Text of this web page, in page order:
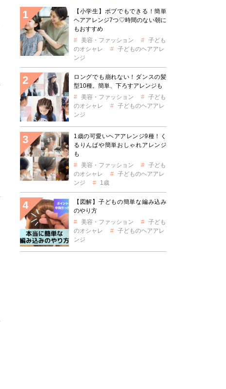
【小学生】ボブでもできる！簡単
ヘアアレンジ7つ♡時間のない朝に
もおすすめ
美容・ファッション
子ども
のオシャレ
子どものヘアアレ
ンジ
ロングでも崩れない！ダンスの髪
型10種。簡単、下ろすアレンジも
美容・ファッション
子ども
のオシャレ
子どものヘアアレ
ンジ
1歳の可愛いヘアアレンジ9種！く
るりんぱや簡単おしゃれアレンジ
も
美容・ファッション
子ども
のオシャレ
子どものヘアアレ
ンジ
1歳
【図解】子どもの簡単な編み込み
のやり方
美容・ファッション
子ども
のオシャレ
子どものヘアアレ
ンジ